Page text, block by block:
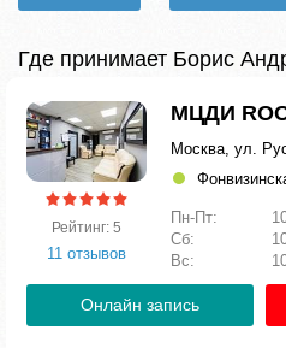
Где принимает Борис
Рейтинг: 5
11 отзывов
МЦДИ
Москва, ул.
Пн-Пт:
Сб:
Вс:
Онлайн запись